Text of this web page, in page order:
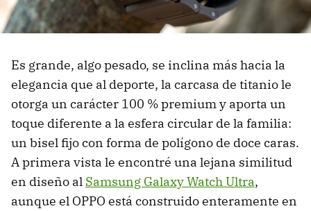
Es grande, algo pesado, se inclina más hacia la
elegancia que al deporte, la carcasa de titanio le
otorga un carácter 100 % premium y aporta un
toque diferente a la esfera circular de la familia:
un bisel fijo con forma de polígono de doce caras.
A primera vista le encontré una lejana similitud
en diseño al Samsung Galaxy Watch Ultra,
aunque el OPPO está construido enteramente en